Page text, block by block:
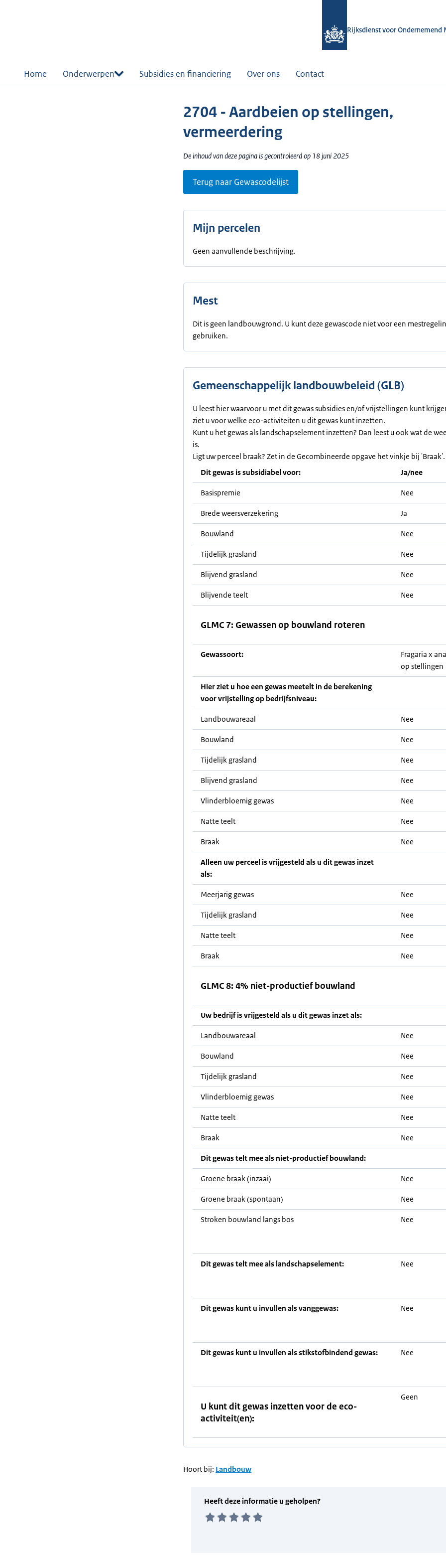
Rijksdienst voor Ondernemend
Home Onderwerpen Subsidies en financiering Over ons Contact
2704 - Aardbeien op stellingen,
vermeerdering
De inhoud van deze pagina is gecontroleerd op 18 juni 2025
Terug naar Gewascodelijst
Mijn percelen
Geen aanvullende beschrijving.
Mest
Dit is geen landbouwgrond. U kunt deze gewascode niet voor een
gebruiken.
Gemeenschappelijk landbouwbeleid (GLB)
U leest hier waarvoor u met dit gewas subsidies en/of vrijstellingen kunt
ziet u voor welke eco-activiteiten u dit gewas kunt inzetten.
Kunt u het gewas als landschapselement inzetten? Dan leest u ook wat de
is.
Ligt uw perceel braak? Zet in de Gecombineerde opgave het vinkje bij 'Braak'.
Dit gewas is subsidiabel voor:
Ja/nee
Basispremie Nee
Brede weersverzekering Ja
Bouwland Nee
Tijdelijk grasland Nee
Blijvend grasland Nee
Blijvende teelt Nee
GLMC 7: Gewassen op bouwland roteren
Gewassoort:
Fragaria x
op stellingen
Hier ziet u hoe een gewas meetelt in de berekening
voor vrijstelling op bedrijfsniveau:
Landbouwareaal Nee
Bouwland Nee
Tijdelijk grasland Nee
Blijvend grasland Nee
Vlinderbloemig gewas Nee
Natte teelt Nee
Braak Nee
Alleen uw perceel is vrijgesteld als u dit gewas inzet
als:
Meerjarig gewas Nee
Tijdelijk grasland Nee
Natte teelt Nee
Braak Nee
GLMC 8: 4% niet-productief bouwland
Uw bedrijf is vrijgesteld als u dit gewas inzet als:
Landbouwareaal Nee
Bouwland Nee
Tijdelijk grasland Nee
Vlinderbloemig gewas Nee
Natte teelt Nee
Braak Nee
Dit gewas telt mee als niet-productief bouwland:
Groene braak (inzaai) Nee
Groene braak (spontaan) Nee
Stroken bouwland langs bos Nee
Dit gewas telt mee als landschapselement: Nee
Dit gewas kunt u invullen als vanggewas: Nee
Dit gewas kunt u invullen als stikstofbindend gewas: Nee
U kunt dit gewas inzetten voor de eco-
activiteit(en):
Geen
Hoort bij: Landbouw